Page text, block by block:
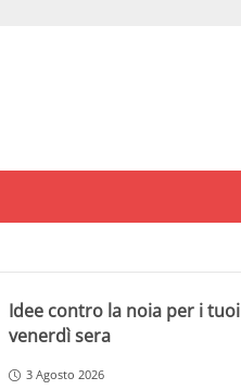
Idee contro la noia per i tuoi
venerdì sera
3 Agosto 2026